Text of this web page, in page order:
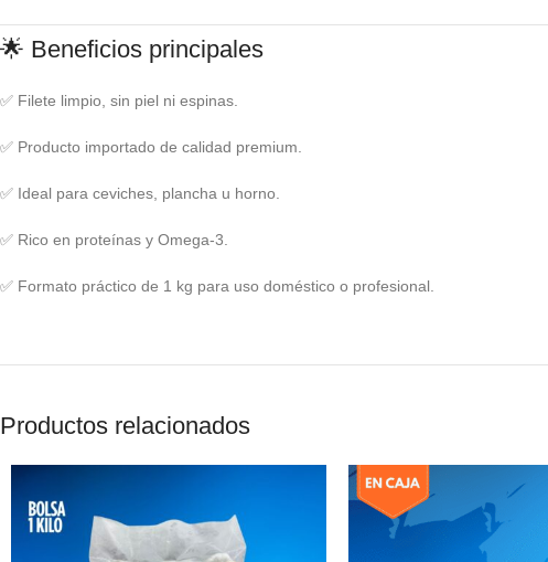
🌟 Beneficios principales
✅ Filete limpio, sin piel ni espinas.
✅ Producto importado de calidad premium.
✅ Ideal para ceviches, plancha u horno.
✅ Rico en proteínas y Omega-3.
✅ Formato práctico de 1 kg para uso doméstico o profesional.
Productos relacionados